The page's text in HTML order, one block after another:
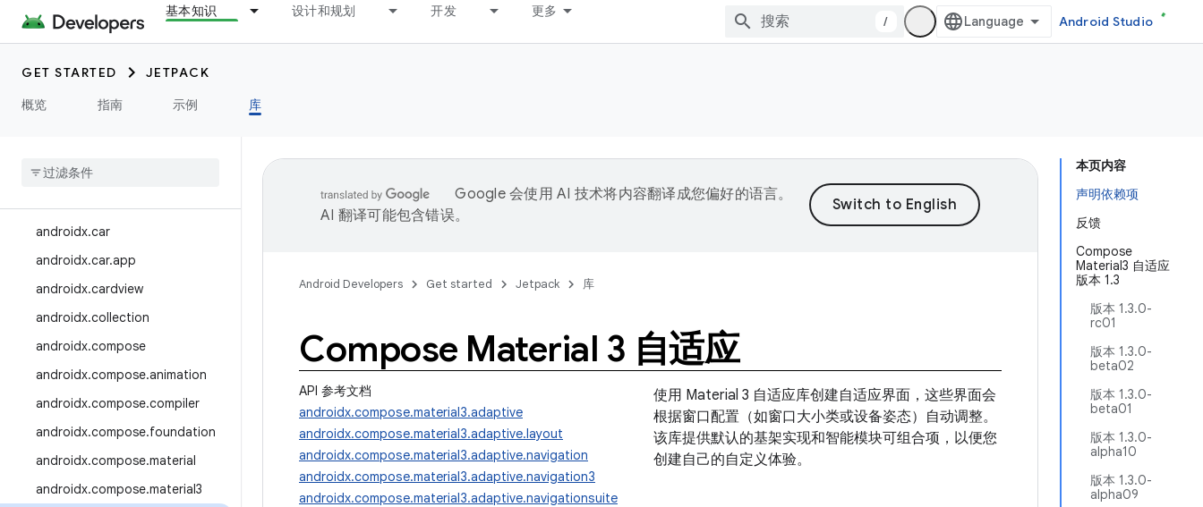
基本知识 设计和规划 开发 更多
/ Android Studio
GET STARTED
JETPACK
概览
指南 示例 库
androidx.biometric
androidx.bluetooth
androidx.browser
androidx.camera
androidx.camera
androidx.car
androidx.car.app
androidx.cardview
androidx.collection
androidx.compose
androidx.compose.animation
androidx.compose.compiler
androidx.compose.foundation
androidx.compose.material
androidx.compose.material3
本页内容
声明依赖项
反馈
Compose
Material3 自适应
版本 1.3
版本 1.3.0-
rc01
版本 1.3.0-
beta02
版本 1.3.0-
beta01
版本 1.3.0-
alpha10
版本 1.3.0-
alpha09
Google 会使用 AI 技术将内容翻译成您偏好的语言。
AI 翻译可能包含错误。
Android Developers Get started Jetpack 库
Compose Material 3 自适应
API 参考文档
androidx.compose.material3.adaptive
androidx.compose.material3.adaptive.layout
androidx.compose.material3.adaptive.navigation
androidx.compose.material3.adaptive.navigation3
androidx.compose.material3.adaptive.navigationsuite
使用 Material 3 自适应库创建自适应界面，这些界面会
根据窗口配置（如窗口大小类或设备姿态）自动调整。
该库提供默认的基架实现和智能模块可组合项，以便您
创建自己的自定义体验。